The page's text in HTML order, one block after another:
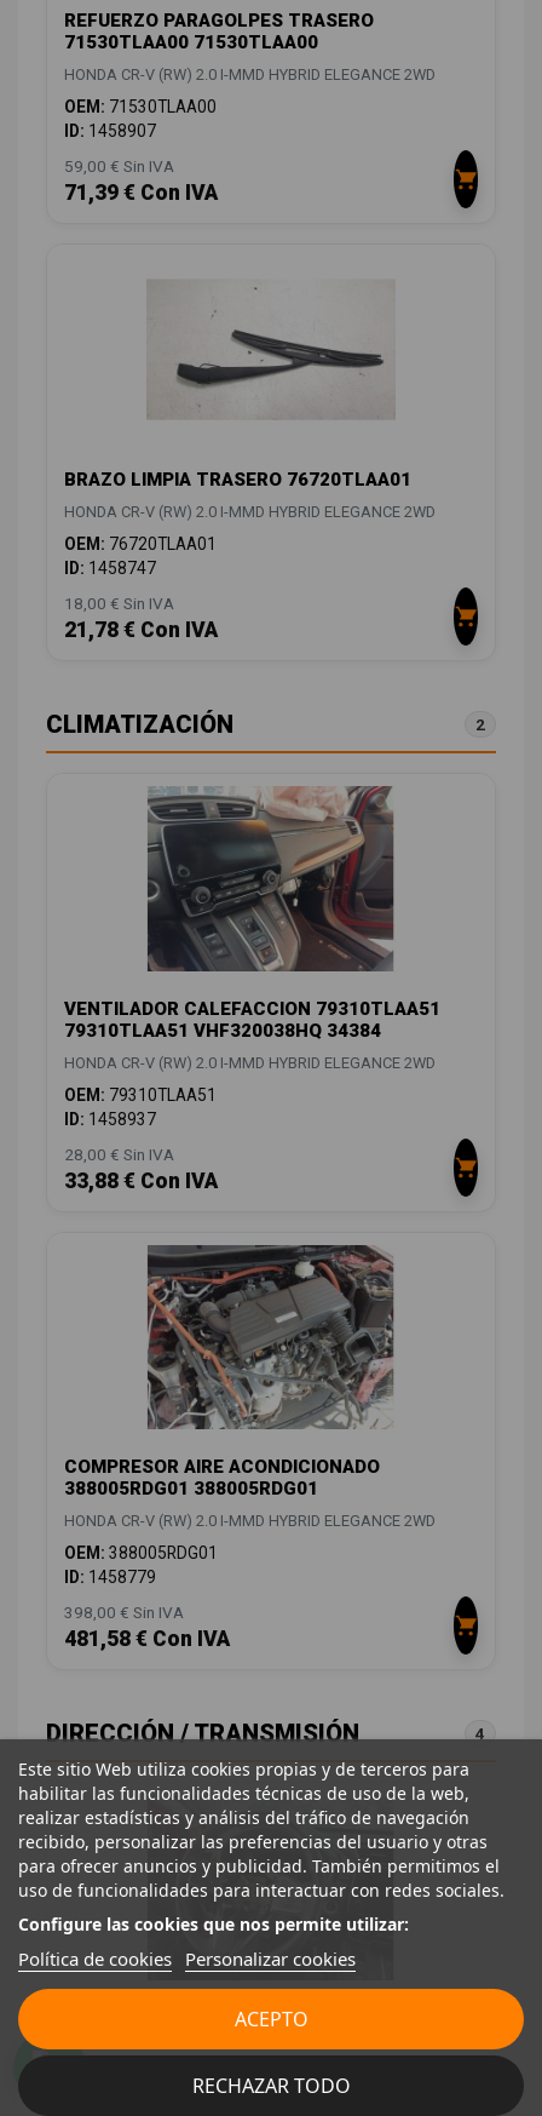
REFUERZO PARAGOLPES TRASERO
71530TLAA00 71530TLAA00
HONDA CR-V (RW) 2.0 I-MMD HYBRID ELEGANCE 2WD
OEM: 71530TLAA00
ID: 1458907
59,00 € Sin IVA
71,39 € Con IVA
BRAZO LIMPIA TRASERO 76720TLAA01
HONDA CR-V (RW) 2.0 I-MMD HYBRID ELEGANCE 2WD
OEM: 76720TLAA01
ID: 1458747
18,00 € Sin IVA
21,78 € Con IVA
CLIMATIZACIÓN 2
VENTILADOR CALEFACCION 79310TLAA51
79310TLAA51 VHF320038HQ 34384
HONDA CR-V (RW) 2.0 I-MMD HYBRID ELEGANCE 2WD
OEM: 79310TLAA51
ID: 1458937
28,00 € Sin IVA
33,88 € Con IVA
COMPRESOR AIRE ACONDICIONADO
388005RDG01 388005RDG01
HONDA CR-V (RW) 2.0 I-MMD HYBRID ELEGANCE 2WD
OEM: 388005RDG01
ID: 1458779
398,00 € Sin IVA
481,58 € Con IVA
DIRECCIÓN / TRANSMISIÓN 4
COLUMNA DIRECCION 53200TLAA61
Este sitio Web utiliza cookies propias y de terceros para
habilitar las funcionalidades técnicas de uso de la web,
realizar estadísticas y análisis del tráfico de navegación
recibido, personalizar las preferencias del usuario y otras
para ofrecer anuncios y publicidad. También permitimos el
uso de funcionalidades para interactuar con redes sociales.
Configure las cookies que nos permite utilizar:
Política de cookies Personalizar cookies
RECHAZAR TODO
ACEPTO